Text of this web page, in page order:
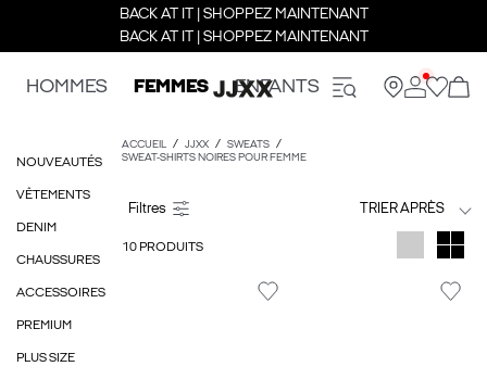
BACK AT IT | SHOPPEZ MAINTENANT
BACK AT IT | SHOPPEZ MAINTENANT
HOMMES FEMMES ENFANTS
NOUVEAUTÉS
VÊTEMENTS
DENIM
CHAUSSURES
ACCESSOIRES
PREMIUM
PLUS SIZE
ACCUEIL JJXX
SWEATS
SWEAT-SHIRTS NOIRES POUR FEMME
TRIER APRÈS
10 PRODUITS